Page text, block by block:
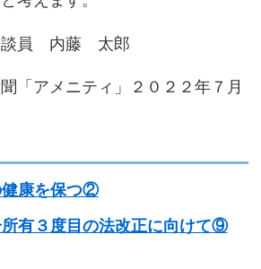
談員 内藤 太郎
「アメニティ」２０２２年７月
健康を保つ②
有３度目の法改正に向けて⑨